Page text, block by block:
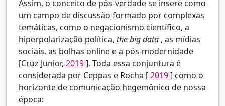
Assim, o conceito de pós-verdade se insere como
um campo de discussão formado por complexas
temáticas, como o negacionismo científico, a
hiperpolarização política, the big data , as mídias
sociais, as bolhas online e a pós-modernidade
[Cruz Junior, 2019]. Toda essa conjuntura é
considerada por Ceppas e Rocha [2019] como o
horizonte de comunicação hegemônico de nossa
época: